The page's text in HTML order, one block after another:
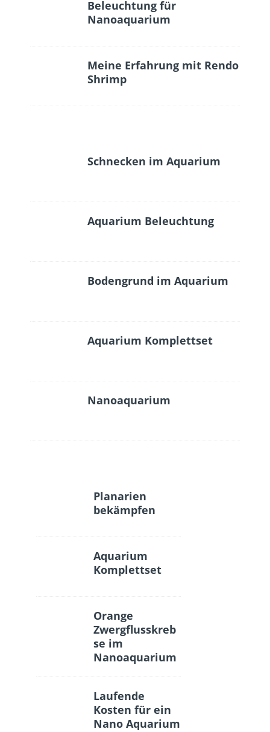
Beleuchtung für
Nanoaquarium
Meine Erfahrung mit Rendo
Shrimp
Schnecken im Aquarium
Aquarium Beleuchtung
Bodengrund im Aquarium
Aquarium Komplettset
Nanoaquarium
Planarien
bekämpfen
Aquarium
Komplettset
Orange
Zwergflusskreb
se im
Nanoaquarium
Laufende
Kosten für ein
Nano Aquarium